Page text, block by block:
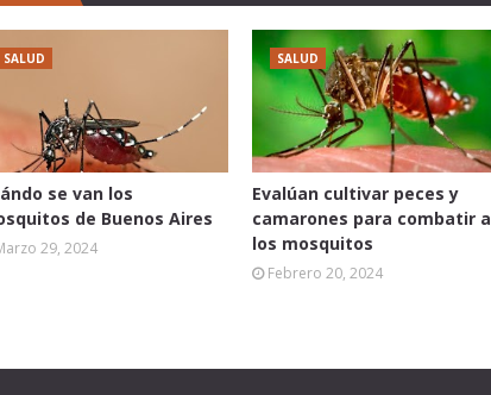
SALUD
se van los
de Buenos Aires
29, 2024
SALUD
Evalúan cultivar peces y
camarones para combatir a
los mosquitos
Febrero 20, 2024